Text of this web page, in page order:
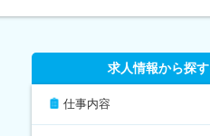
求人情報から探す
仕事内容